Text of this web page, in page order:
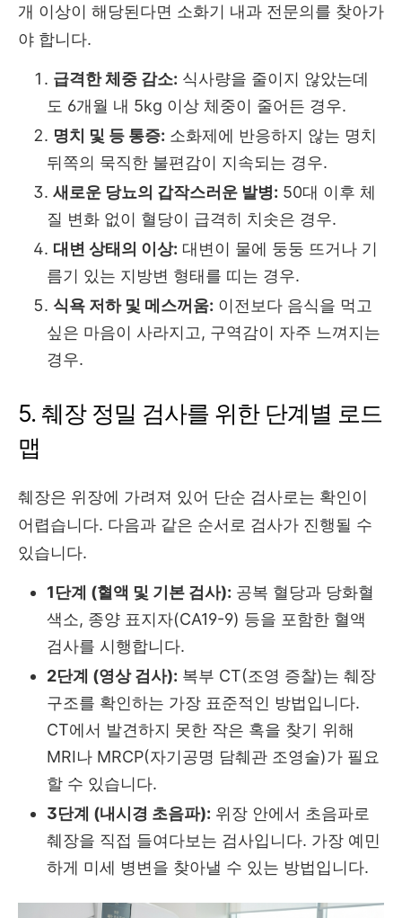
개 이상이 해당된다면 소화기 내과 전문의를 찾아가
야 합니다.
급격한 체중 감소: 식사량을 줄이지 않았는데
도 6개월 내 5kg 이상 체중이 줄어든 경우.
명치 및 등 통증: 소화제에 반응하지 않는 명치
뒤쪽의 묵직한 불편감이 지속되는 경우.
새로운 당뇨의 갑작스러운 발병: 50대 이후 체
질 변화 없이 혈당이 급격히 치솟은 경우.
대변 상태의 이상: 대변이 물에 둥둥 뜨거나 기
름기 있는 지방변 형태를 띠는 경우.
식욕 저하 및 메스꺼움: 이전보다 음식을 먹고
싶은 마음이 사라지고, 구역감이 자주 느껴지는
경우.
5. 췌장 정밀 검사를 위한 단계별 로드
맵
췌장은 위장에 가려져 있어 단순 검사로는 확인이
어렵습니다. 다음과 같은 순서로 검사가 진행될 수
있습니다.
1단계 (혈액 및 기본 검사): 공복 혈당과 당화혈
색소, 종양 표지자(CA19-9) 등을 포함한 혈액
검사를 시행합니다.
2단계 (영상 검사): 복부 CT(조영 증찰)는 췌장
구조를 확인하는 가장 표준적인 방법입니다.
CT에서 발견하지 못한 작은 혹을 찾기 위해
MRI나 MRCP(자기공명 담췌관 조영술)가 필요
할 수 있습니다.
3단계 (내시경 초음파): 위장 안에서 초음파로
췌장을 직접 들여다보는 검사입니다. 가장 예민
하게 미세 병변을 찾아낼 수 있는 방법입니다.